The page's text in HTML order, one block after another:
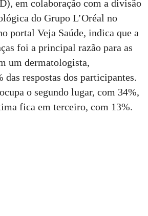
em colaboração com a divisão
do Grupo L’Oréal no
portal Veja Saúde, indica que a
foi a principal razão para as
um dermatologista,
das respostas dos participantes.
o segundo lugar, com 34%,
fica em terceiro, com 13%.